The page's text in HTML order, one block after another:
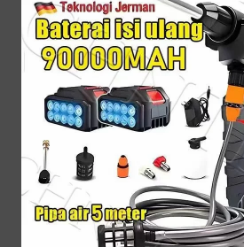
Lakukan pembayaran pajak
pelat nomor di kasir.
Ambil STNK, SKPD, dan Plat
baru di loket penyerahan.
⚠️ Kendaraan fisik wajib dibawa
SAMSAT untuk proses
rangka dan mesin oleh petugas
Prosedur Balik